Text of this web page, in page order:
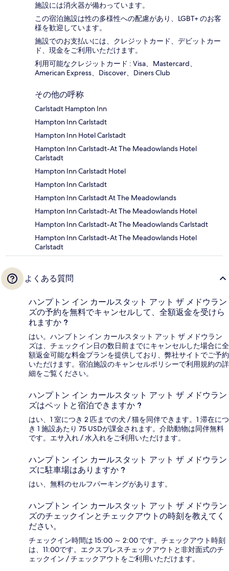
施設には消火器が備わっています。
この宿泊施設は性の多様性への配慮があり、LGBT+ のお客
様を歓迎しています。
施設でのお支払いには、クレジットカード、デビットカー
ド、現金をご利用いただけます。
利用可能なクレジットカード : Visa、Mastercard、
American Express、Discover、Diners Club
その他の呼称
Carlstadt Hampton Inn
Hampton Inn Carlstadt
Hampton Inn Hotel Carlstadt
Hampton Inn Carlstadt-At The Meadowlands Hotel
Carlstadt
Hampton Inn Carlstadt Hotel
Hampton Inn Carlstadt
Hampton Inn Carlstadt At The Meadowlands
Hampton Inn Carlstadt-At The Meadowlands Hotel
Hampton Inn Carlstadt-At The Meadowlands Carlstadt
Hampton Inn Carlstadt-At The Meadowlands Hotel
Carlstadt
よくある質問
ハンプトン イン カールスタット アット ザ メドウラン
ズの予約を無料でキャンセルして、全額返金を受けら
れますか ?
はい。ハンプトン イン カールスタット アット ザ メドウラン
ズは、チェックイン日の数日前までにキャンセルした場合に全
額返金可能な料金プランを提供しており、弊社サイトでご予約
いただけます。宿泊施設のキャンセルポリシーで利用規約の詳
細をご覧ください。
ハンプトン イン カールスタット アット ザ メドウラン
ズはペットと宿泊できますか ?
はい、1 室につき 2 匹までの犬 / 猫を同伴できます。1 滞在につ
き 1 施設あたり 75 USDが課金されます。介助動物は同伴無料
です。エサ入れ / 水入れをご利用いただけます。
ハンプトン イン カールスタット アット ザ メドウラン
ズに駐車場はありますか ?
はい、無料のセルフパーキングがあります。
ハンプトン イン カールスタット アット ザ メドウラン
ズのチェックインとチェックアウトの時刻を教えてく
ださい。
チェックイン時間は 15:00 ～ 2:00 です。チェックアウト時刻
は、11:00です。エクスプレスチェックアウトと非対面式のチ
ェックイン / チェックアウトをご利用いただけます。